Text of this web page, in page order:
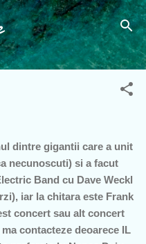
principal
dintre gigantii care a unit
necunoscuti) si a facut
Band cu Dave Weckl
iar la chitara este Frank
concert sau alt concert
contacteze deoarece IL